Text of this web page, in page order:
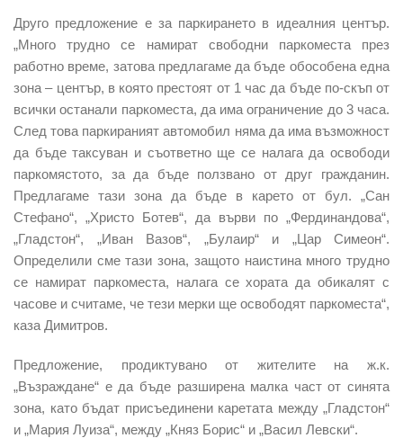
Друго предложение е за паркирането в идеалния център.
„Много трудно се намират свободни паркоместа през
работно време, затова предлагаме да бъде обособена една
зона – център, в която престоят от 1 час да бъде по-скъп от
всички останали паркоместа, да има ограничение до 3 часа.
След това паркираният автомобил няма да има възможност
да бъде таксуван и съответно ще се налага да освободи
паркомястото, за да бъде ползвано от друг гражданин.
Предлагаме тази зона да бъде в карето от бул. „Сан
Стефано“, „Христо Ботев“, да върви по „Фердинандова“,
„Гладстон“, „Иван Вазов“, „Булаир“ и „Цар Симеон“.
Определили сме тази зона, защото наистина много трудно
се намират паркоместа, налага се хората да обикалят с
часове и считаме, че тези мерки ще освободят паркоместа“,
каза Димитров.
Предложение, продиктувано от жителите на ж.к.
„Възраждане“ е да бъде разширена малка част от синята
зона, като бъдат присъединени каретата между „Гладстон“
и „Мария Луиза“, между „Княз Борис“ и „Васил Левски“.